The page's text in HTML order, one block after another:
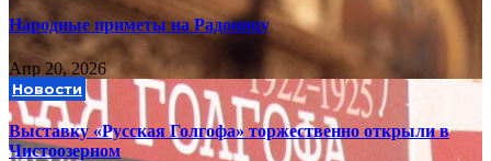
Народные приметы на Радоницу
Апр 20, 2026
Новости
Выставку «Русская Голгофа» торжественно открыли в
Чистоозерном